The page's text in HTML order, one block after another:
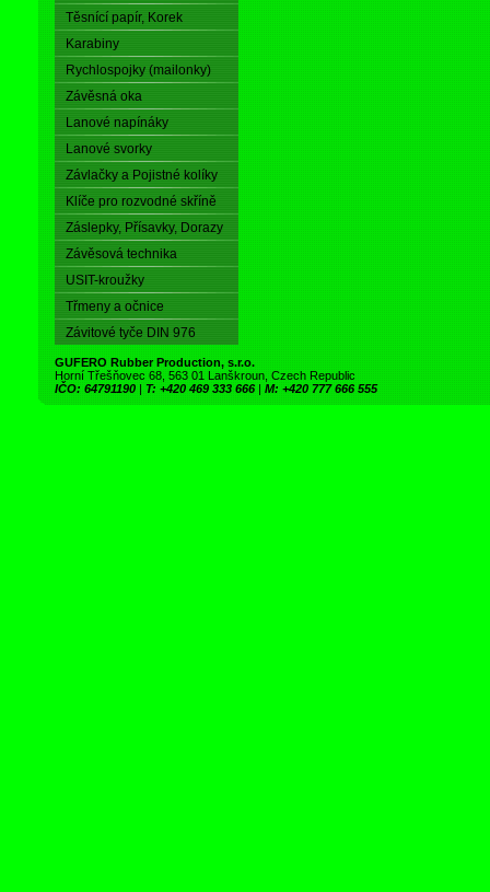
Těsnící papír, Korek
Karabiny
Rychlospojky (mailonky)
Závěsná oka
Lanové napínáky
Lanové svorky
Závlačky a Pojistné kolíky
Klíče pro rozvodné skříně
Záslepky, Přísavky, Dorazy
Závěsová technika
USIT-kroužky
Třmeny a očnice
Závitové tyče DIN 976
GUFERO Rubber Production, s.r.o.
Horní Třešňovec 68, 563 01 Lanškroun, Czech Republic
IČO: 64791190 | T: +420 469 333 666 | M: +420 777 666 555